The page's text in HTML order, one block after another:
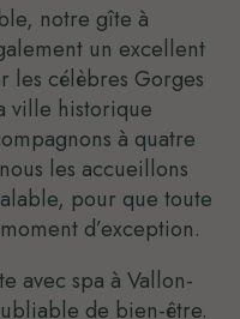
notre gîte à
un excellent
les célèbres Gorges
ville historique
à quatre
les accueillons
pour que toute
d’exception.
avec spa à Vallon-
de bien-être.